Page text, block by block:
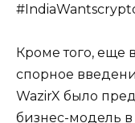
Кроме того, еще
спорное
WazirX было
бизнес-модель в